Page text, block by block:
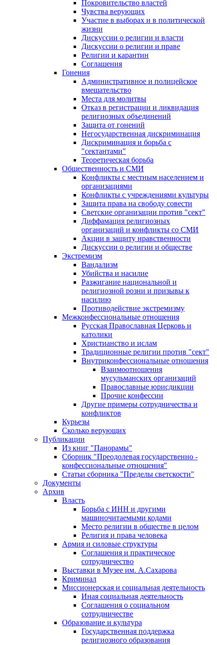
Покровительство властей
Чувства верующих
Участие в выборах и в политической
жизни
Дискуссии о религии и власти
Дискуссии о религии и праве
Религии и карантин
Соглашения
Гонения
Административное и полицейское
вмешательство
Места для молитвы
Отказ в регистрации и ликвидация
религиозных объединений
Защита от гонений
Негосударственная дискриминация
Дискриминация и борьба с
"сектантами"
Теоретическая борьба
Общественность и СМИ
Конфликты с местным населением и
организациями
Конфликты с учреждениями культуры
Защита права на свободу совести
Светские организации против "сект"
Диффамация религиозных
организаций и конфликты со СМИ
Акции в защиту нравственности
Дискуссии о религии и обществе
Экстремизм
Вандализм
Убийства и насилие
Разжигание национальной и
религиозной розни и призывы к
насилию
Противодействие экстремизму
Межконфессиональные отношения
Русская Православная Церковь и
католики
Христианство и ислам
Традиционные религии против "сект"
Внутриконфессиональные отношения
Взаимоотношения
мусульманских организаций
Православные юрисдикции
Прочие конфессии
Другие примеры сотрудничества и
конфликтов
Курьезы
Сколько верующих
Публикации
Из книг "Панорамы"
Сборник "Преодолевая государственно -
конфессиональные отношения"
Статьи сборника "Пределы светскости"
Документы
Архив
Власть
Борьба с ИНН и другими
машиночитаемыми кодами
Место религии в обществе в целом
Религия и права человека
Армия и силовые структуры
Соглашения и практическое
сотрудничество
Выставки в Музее им. А.Сахарова
Криминал
Миссионерская и социальная деятельность
Иная социальная деятельность
Соглашения о социальном
сотрудничестве
Образование и культура
Государственная поддержка
религиозного образования